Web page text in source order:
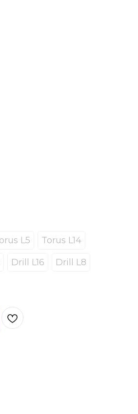
L5 Torus L14
Drill L16 Drill L8